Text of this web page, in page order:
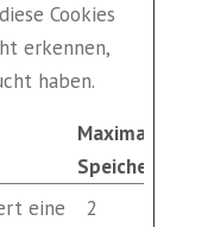
Cookies
erkennen,
haben.
Maximale
Speicherdauer
eine
2